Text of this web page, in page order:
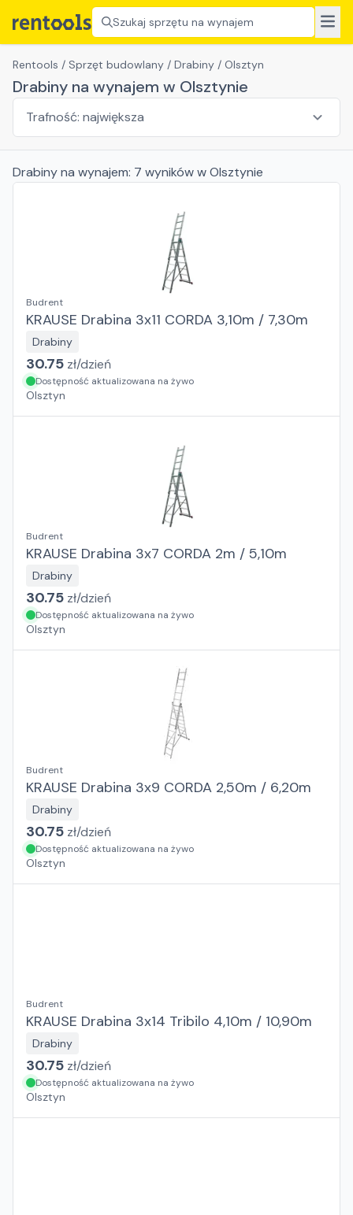
Szukaj sprzętu na wynajem
Rentools / Sprzęt budowlany / Drabiny / Olsztyn
Drabiny na wynajem w Olsztynie
Drabinyna wynajem: 7 wynikóww Olsztynie
Budrent
KRAUSE Drabina 3x11 CORDA 3,10m / 7,30m
Drabiny
30.75 zł/dzień
Dostępność aktualizowana na żywo
Olsztyn
Budrent
KRAUSE Drabina 3x7 CORDA 2m / 5,10m
Drabiny
30.75 zł/dzień
Dostępność aktualizowana na żywo
Olsztyn
Budrent
KRAUSE Drabina 3x9 CORDA 2,50m / 6,20m
Drabiny
30.75 zł/dzień
Dostępność aktualizowana na żywo
Olsztyn
Budrent
KRAUSE Drabina 3x14 Tribilo 4,10m / 10,90m
Drabiny
30.75 zł/dzień
Dostępność aktualizowana na żywo
Olsztyn